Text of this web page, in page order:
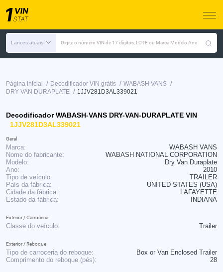
Lances atuais Digite o número VIN de 17 dígitos, LOTE ou Marca Modelo Ano
Página inicial / Decodificador VIN grátis / WABASH VANS /
DRY VAN DURAPLATE / 1JJV281D3AL339021
Decodificador WABASH-VANS DRY-VAN-DURAPLATE VIN
1JJV281D3AL339021
Geral
Marca:
WABASH VANS
Nome do fabricante:
WABASH NATIONAL CORPORATION
Modelo:
Dry Van Duraplate
Ano:
2010
Tipo de veículo:
TRAILER
País da fábrica:
UNITED STATES (USA)
Cidade da fábrica:
LAFAYETTE
Estado da fábrica:
INDIANA
Exterior / Carroceria
Classe do veículo: Trailer
Exterior / Reboque
Tipo de carroceria do reboque:
Box or Van Enclosed Trailer
Comprimento do reboque (pés):
28